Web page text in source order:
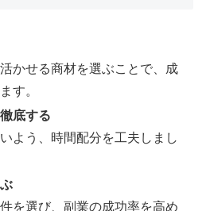
かせる商材を選ぶことで、成
す。
底する
よう、時間配分を工夫しまし
を選び、副業の成功率を高め